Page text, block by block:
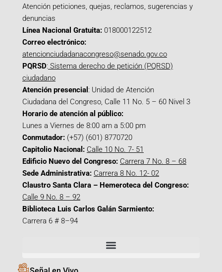
Atención peticiones, quejas, reclamos, sugerencias y
denuncias
Línea Nacional Gratuita: 018000122512
Correo electrónico:
atencionciudadanacongreso@senado.gov.co
PQRSD: Sistema derecho de petición (PQRSD)
ciudadano
Atención presencial : Unidad de Atención
Ciudadana del Congreso, Calle 11 No. 5 – 60 Nivel 3
Horario de atención al público:
Lunes a Viernes de 8:00 am a 5:00 pm
Conmutador: (+57) (601) 8770720
Capitolio Nacional: Calle 10 No. 7- 51
Edificio Nuevo del Congreso: Carrera 7 No. 8 – 68
Sede Administrativa: Carrera 8 No. 12- 02
Claustro Santa Clara – Hemeroteca del Congreso:
Calle 9 No. 8 – 92
Biblioteca Luis Carlos Galán Sarmiento:
Carrera 6 # 8–94